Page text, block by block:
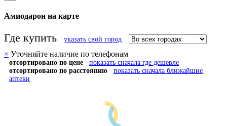
Амиодарон на карте
Где купить указать свой город
× Уточняйте наличие по телефонам
отсортировано по цене
показать сначала где дешевле
отсортировано по расстоянию
показать сначала ближайшие
аптеки